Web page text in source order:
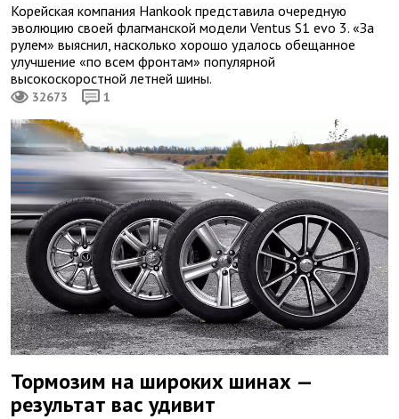
Корейская компания Hankook представила очередную
эволюцию своей флагманской модели Ventus S1 evo 3. «За
рулем» выяснил, насколько хорошо удалось обещанное
улучшение «по всем фронтам» популярной
высокоскоростной летней шины.
32673 1
Тормозим на широких шинах —
результат вас удивит